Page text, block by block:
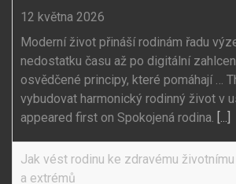
12 května 2026
Moderní život přináší rodinám řadu
nedostatku času až po digitální
osvědčené principy, které pomáhají …
vybudovat harmonický rodinný život v
appeared first on Spokojená rodina. [...]
Jak vést rodinu ke zdravému
a extrémů